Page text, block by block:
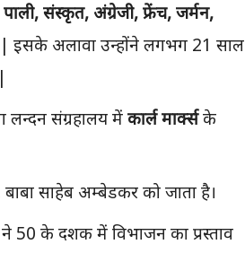
पाली, संस्कृत, अंग्रेजी, फ्रेंच, जर्मन,
अलावा उन्होंने लगभग 21 साल
लन्दन संग्रहालय मेंकार्ल मार्क्सके
साहेब अम्बेडकर को जाता है।
50 के दशक में विभाजन का प्रस्ताव